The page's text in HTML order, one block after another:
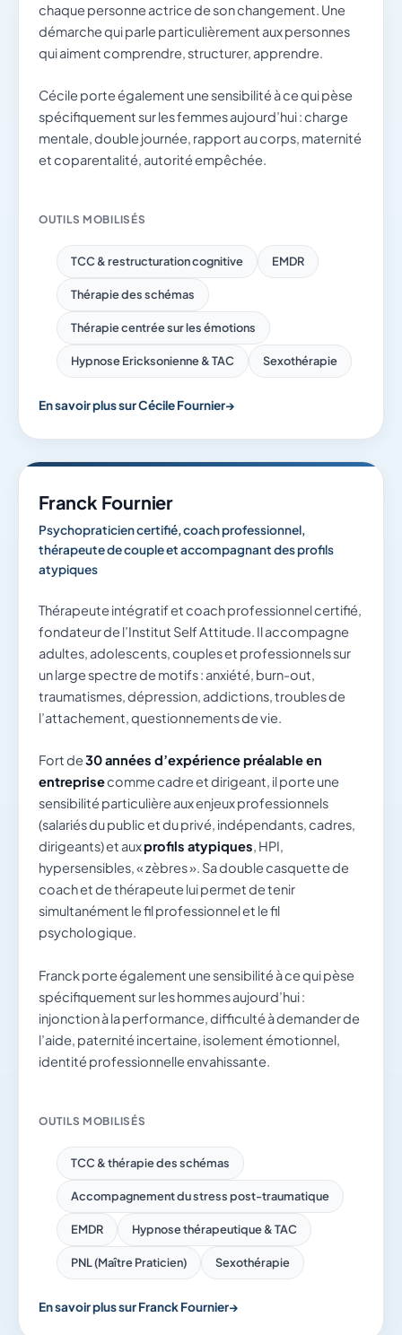
chaque personne actrice de son changement. Une
démarche qui parle particulièrement aux personnes
qui aiment comprendre, structurer, apprendre.
Cécile porte également une sensibilité à ce qui pèse
spécifiquement sur les femmes aujourd’hui : charge
mentale, double journée, rapport au corps, maternité
et coparentalité, autorité empêchée.
OUTILS MOBILISÉS
TCC & restructuration cognitive EMDR
Thérapie des schémas
Thérapie centrée sur les émotions
Hypnose Ericksonienne & TAC Sexothérapie
En savoir plus sur Cécile Fournier
Franck Fournier
Psychopraticien certifié, coach professionnel,
thérapeute de couple et accompagnant des profils
atypiques
Thérapeute intégratif et coach professionnel certifié,
fondateur de l’Institut Self Attitude. Il accompagne
adultes, adolescents, couples et professionnels sur
un large spectre de motifs : anxiété, burn-out,
traumatismes, dépression, addictions, troubles de
l’attachement, questionnements de vie.
Fort de30 années d’expérience préalable en
entreprisecomme cadre et dirigeant, il porte une
sensibilité particulière aux enjeux professionnels
(salariés du public et du privé, indépendants, cadres,
dirigeants) et auxprofils atypiques, HPI,
hypersensibles, « zèbres ». Sa double casquette de
coach et de thérapeute lui permet de tenir
simultanément le fil professionnel et le fil
psychologique.
Franck porte également une sensibilité à ce qui pèse
spécifiquement sur les hommes aujourd’hui :
injonction à la performance, difficulté à demander de
l’aide, paternité incertaine, isolement émotionnel,
identité professionnelle envahissante.
OUTILS MOBILISÉS
TCC & thérapie des schémas
Accompagnement du stress post-traumatique
EMDR Hypnose thérapeutique & TAC
PNL (Maître Praticien) Sexothérapie
En savoir plus sur Franck Fournier